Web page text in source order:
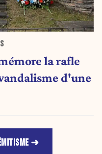
la rafle
d'une